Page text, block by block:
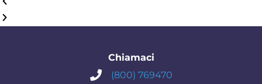
Chiamaci
(800) 769470